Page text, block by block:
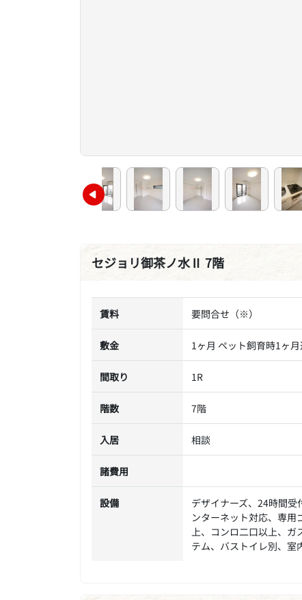
セジョリ御茶ノ水Ⅱ 7階
賃料 要問合せ（※）
敷金 1ヶ月 ペット飼育時1ヶ
間取り 1R
階数 7階
入居 相談
諸費用
設備
デザイナーズ、24時間
ンターネット対応、専
上、コンロ二口以上、ガ
テム、バストイレ別、室